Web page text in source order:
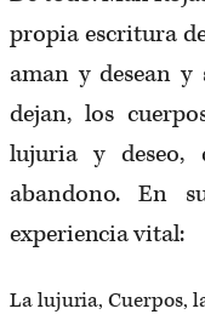
propia escritura
aman y desean y
dejan, los
lujuria y
abandono. En
experiencia vital:
La lujuria, Cuerpos,